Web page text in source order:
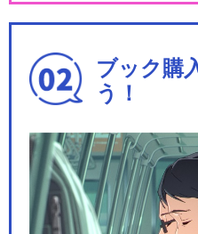
ブック購
う！